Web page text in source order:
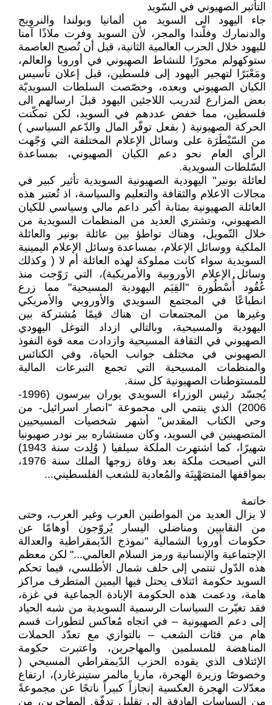
التأثير الصهيوني في السّويد
جاء اليهود الى السويد من ألمانيا وبولندا والنرويج
والدنمارك وفلّندا والمجر، لأن السويد وفرت ملاذًا آمنا
لليهود خلال الحرب العالمية الثانية، قبل أن تُصبح العاصمة
ستوكهولم محورًا للنشاط الصهيوني في أوروبا والعالم،
ومَعْبَرًا لتهجير اليهود إلى فلسطين، قبل إعلان تأسيس
الكيان الصهيوني وبعده، وخصّصت السلطات السويديّة
بعض المزارع لتدريب اللاجئين اليهود قبلَ ارسالهم الى
فلسطين، مما خفض عددهم في السويد، لكن تمكّنت
الحركة الصهيونية ( بفعل توفّر المال والدّعم السياسي )
من السّيْطَرَة على وسائل الإعلام المختلفة التي وَجّهت
الرأي العام نحو دعم الكيان الصهيوني، بمساعدة
السّلطات السويدية.
لعائلة بونير" اليهودية الصهيونية السويدية تأثير كبير في
مجالات الاعلام والثقافة والتعليم والسياسة، اذ تُعتبر هذه
العائلة الصهيونية بمثابة أكبر داعم مالي وسياسي للكيان
الصهيوني، وتشتري العديد من المنظمات السويدية من
خلال التّمويل، وهناك تواطؤ بين عائلة بونير والعائلة
الملكية ووسائل الإعلام، بمساعدة وسائل الإعلام اليمينية
السويدية سواء كانت مملوكة لهذه العائلة أم لا ( وكذلك
وسائل الإعلام الأوروبية والأمريكية)، التي رَوّجت منذ
عُقُود أُسْطُورة "القِيَم اليهودية المسيحية" مما زرع
انطباعًا في المجتمع السويدي والأوروبي والأمريكي
وغيرها من المجتمعات ان هناك قيمًا مُشتركة بين
اليهودية والمسيحية، وبالتالي ازداد التوغل اليهودي
الصهيوني في الثقافة المسيحية وازدادت معه قوة النفوذ
الصهيوني في مختلف جوانب الحياة، وفي الكنائس
والمنظمات المسيحية التي تجمع التبرعات المالية
للمستوطنات الصهيونية كل سنة.
يُجسّد رئيس الوزراء السويدي يوران بيرسون (1996-
2006) الذي ينتمي الى مجموعة "انصار اسرائيل- من
وحي الكتاب المقدس" أشهر شخصيات المسيحيين
المتصهينين في السويد، وكان مستشاره بير نودر صهيونيا
شهيرًا، كما اشتهرت الملكة سيلفيا ( وُلِدت سنة 1943)
التي أصبحت ملكة بعد وفاة زوجها الملك سنة 1976،
بمواقفها المتصَهْيِنَة والمُعادية للشعب الفلسطيني...
خاتمة
لا يزال العديد من المواطنين العرب وغير العرب، وحتى
من النقابيين ومناضلي اليسار يُروّجون أوهامًا عن
حكومات أوروبا الشمالية "نموذج الدّيمقراطية والعدالة
الإجتماعية والإنسانية ورمز السلام العالمي..." لكن معظم
هذه الدّول تنتمي إلى حلف شمال الأطلسي، فيما تحكم
السويد حكومة ائتلاف يحتل فيها اليمين المتطرف مراكز
هامة، ودعمت هذه الحكومة الإبادة الجماعية في غزة،
فقد تغيّرت السياسات الرسمية السويدية من شبه الحياد
إلى دعم الصهيونية – في اتجاه مُعاكس لتطورات قسم
هام من فئات الشعب – بالتوازي مع تعدّد الحملات
المناهضة للمسلمين والمهاجرين، واعتبرت حكومة
الإئتلاف الذي يقوده الحزب الدّيمقراطي المسيحي (
وخصوصًا وزيرة الهجرة، ماريا مالمر ستينرغارد)، ارتفاع
معدّلات الهجرة العكسية إنجازاً كبيراً ناتجًا عن مجموعةً
من السياسات الهادفة إلى تقليل تدفّق المهاجرين، من